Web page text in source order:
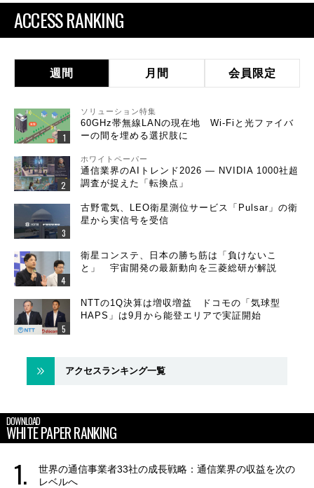
ACCESS RANKING
週間 月間 会員限定
ソリューション特集
60GHz帯無線LANの現在地 Wi-Fiと光ファイバ
ーの間を埋める選択肢に
ホワイトペーパー
通信業界のAIトレンド2026 ― NVIDIA 1000社超
調査が捉えた「転換点」
古野電気、LEO衛星測位サービス「Pulsar」の衛
星から実信号を受信
衛星コンステ、日本の勝ち筋は「負けないこ
と」 宇宙開発の最新動向を三菱総研が解説
NTTの1Q決算は増収増益 ドコモの「気球型
HAPS」は9月から能登エリアで実証開始
アクセスランキング一覧
DOWNLOAD
WHITE PAPER RANKING
世界の通信事業者33社の成長戦略：通信業界の収益を次の
レベルへ